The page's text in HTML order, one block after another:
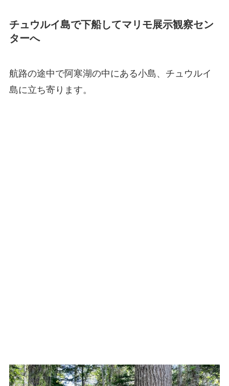
チュウルイ島で下船してマリモ展示観察セン
ターへ
航路の途中で阿寒湖の中にある小島、チュウルイ
島に立ち寄ります。